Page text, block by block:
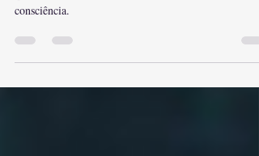
Morte: descubra como a física quântica e a
consciência.